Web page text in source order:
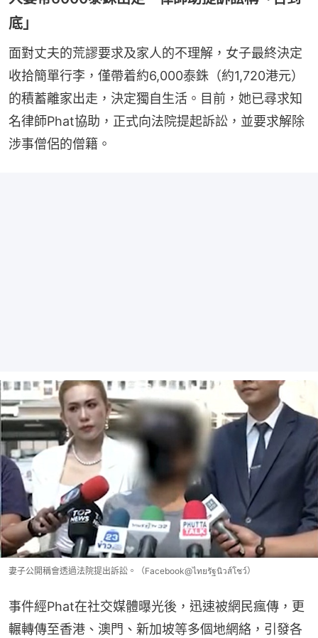
底」
面對丈夫的荒謬要求及家人的不理解，女子最終決定
收拾簡單行李，僅帶着約6,000泰銖（約1,720港元）
的積蓄離家出走，決定獨自生活。目前，她已尋求知
名律師Phat協助，正式向法院提起訴訟，並要求解除
涉事僧侶的僧籍。
妻子公開稱會透過法院提出訴訟。（Facebook@ไทยรัฐนิวส์โชว์）
事件經Phat在社交媒體曝光後，迅速被網民瘋傳，更
輾轉傳至香港、澳門、新加坡等多個地網絡，引發各